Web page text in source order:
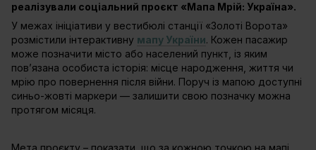
реалізували соціальний проєкт «Мапа Мрій: Україна».
У межах ініціативи у вестибюлі станції «Золоті Ворота»
розмістили інтерактивну мапу України. Кожен пасажир
може позначити місто або населений пункт, із яким
пов’язана особиста історія: місце народження, життя чи
мрію про повернення після війни. Поруч із мапою доступні
синьо-жовті маркери — залишити свою позначку можна
протягом місяця.